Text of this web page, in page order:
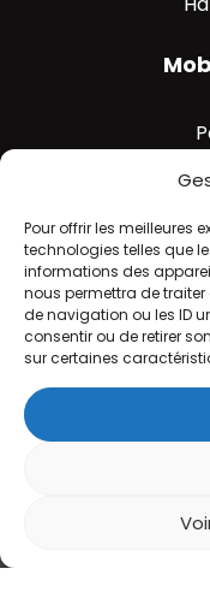
Pour offrir les meilleures
technologies telles que
informations des
nous permettra de
de navigation ou les ID
consentir ou de retirer
sur certaines